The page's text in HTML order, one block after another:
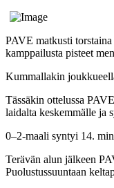
PAVE matkusti
kamppailusta pisteet
Kummallakin
Tässäkin ottelussa
laidalta keskemmälle ja
0–2-maali syntyi 14.
Terävän alun jälkeen
Puolustussuuntaan